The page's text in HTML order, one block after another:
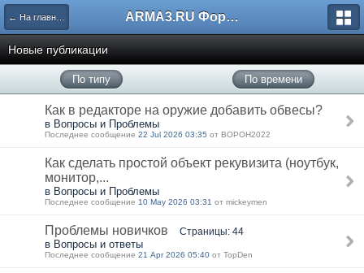
← На главную ARMA3.RU Форум
Новые публикации
По типу По времени
Как в редакторе на оружие добавить обвесы?
в Вопросы и Проблемы
Последнее сообщение 22 Jul 2026 03:35 от BOPOH2022
Как сделать простой объект рекувизита (ноутбук,
монитор,...
в Вопросы и Проблемы
Последнее сообщение 10 May 2026 03:31 от mickeymen
Проблемы новичков Страницы: 44
в Вопросы и ответы
Последнее сообщение 21 Apr 2026 05:40 от TopDen